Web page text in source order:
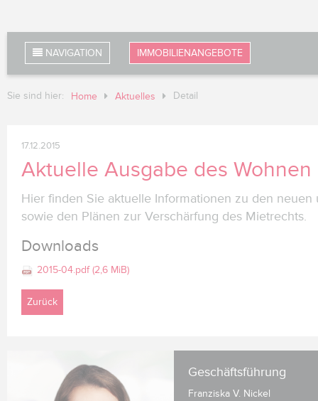
NAVIGATION IMMOBILIENANGEBOTE
Sie sind hier: Home Aktuelles Detail
17.12.2015
Aktuelle Ausgabe des Wohnen
Hier finden Sie aktuelle Informationen zu den
sowie den Plänen zur Verschärfung des Mietrechts.
Downloads
2015-04.pdf(2,6 MiB)
Zurück
Geschäftsführung
Franziska V. Nickel